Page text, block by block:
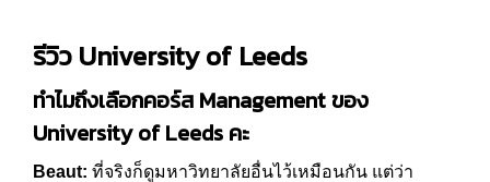
รีวิว University of Leeds
ทำไมถึงเลือกคอร์ส Managementของ
University of Leeds คะ
Beaut: ที่จริงก็ดูมหาวิทยาลัยอื่นไว้เหมือนกัน แต่ว่า